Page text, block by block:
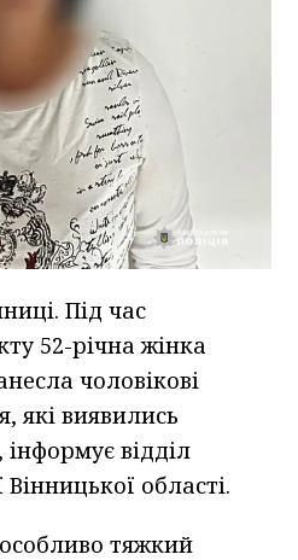
Під час
52-річна жінка
чоловікові
які виявились
інформує відділ
Вінницької області.
тяжкий